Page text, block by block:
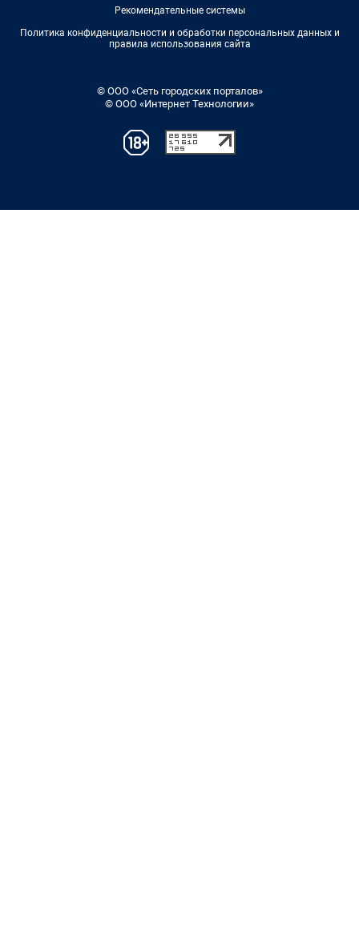
Рекомендательные системы
Политика конфиденциальности и обработки персональных данных и
правила использования сайта
© ООО «Сеть городских порталов»
© ООО «Интернет Технологии»